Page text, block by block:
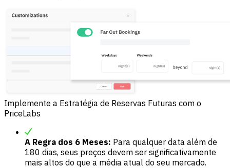
Implemente a Estratégia de Reservas Futuras com o
PriceLabs
A Regra dos 6 Meses: Para qualquer data além de
180 dias, seus preços devem ser significativamente
mais altos do que a média atual do seu mercado.